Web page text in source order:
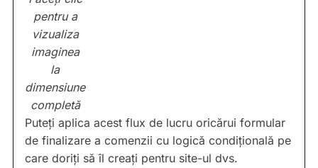
pentru a
vizualiza
imaginea
la
dimensiune
completă
Puteți aplica acest flux de lucru oricărui formular
de finalizare a comenzii cu logică condițională pe
care doriți să îl creați pentru site-ul dvs.